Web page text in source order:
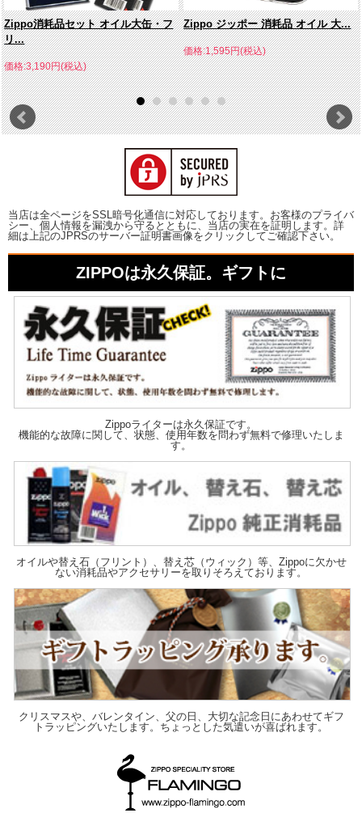
Zippo消耗品セット オイル大缶・フ
リ...
価格:3,190円(税込)
Zippo ジッポー 消耗品 オイル 大...
価格:1,595円(税込)
当店は全ページをSSL暗号化通信に対応しております。お客様のプライバ
シー、個人情報を漏洩から守るとともに、当店の実在を証明します。詳
細は上記のJPRSのサーバー証明書画像をクリックしてご確認下さい。
ZIPPOは永久保証。ギフトに
Zippoライターは永久保証です。
機能的な故障に関して、状態、使用年数を問わず無料で修理いたしま
す。
オイルや替え石（フリント）、替え芯（ウィック）等、Zippoに欠かせ
ない消耗品やアクセサリーを取りそろえております。
クリスマスや、バレンタイン、父の日、大切な記念日にあわせてギフ
トラッピングいたします。ちょっとした気遣いが喜ばれます。